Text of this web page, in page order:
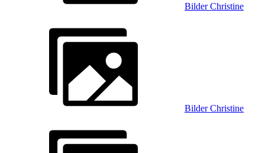
Bilder Christine
Bilder Christine